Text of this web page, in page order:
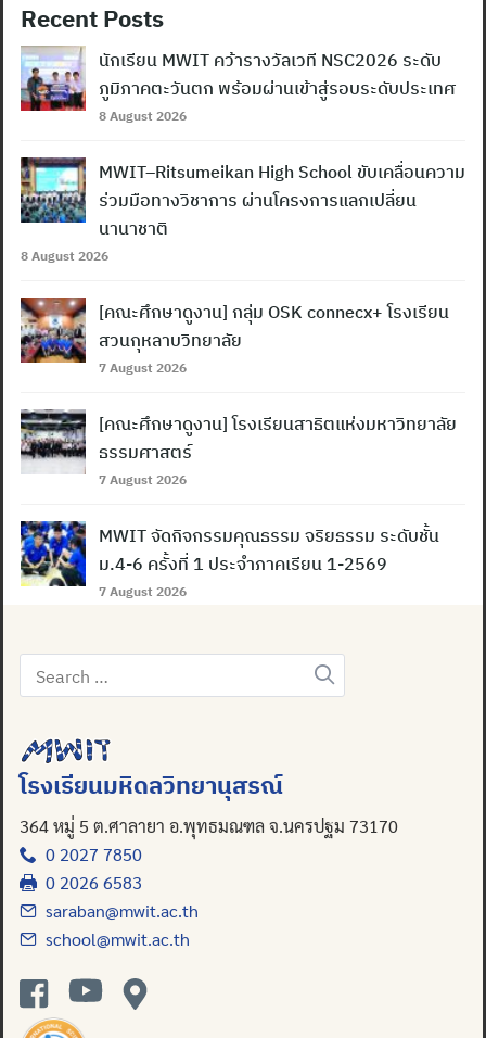
Recent Posts
นักเรียน MWIT คว้ารางวัลเวที NSC2026 ระดับ
ภูมิภาคตะวันตก พร้อมผ่านเข้าสู่รอบระดับประเทศ
8 August 2026
MWIT–Ritsumeikan High School ขับเคลื่อนความ
ร่วมมือทางวิชาการ ผ่านโครงการแลกเปลี่ยน
นานาชาติ
8 August 2026
[คณะศึกษาดูงาน] กลุ่ม OSK connecx+ โรงเรียน
สวนกุหลาบวิทยาลัย
7 August 2026
[คณะศึกษาดูงาน] โรงเรียนสาธิตแห่งมหาวิทยาลัย
ธรรมศาสตร์
7 August 2026
MWIT จัดกิจกรรมคุณธรรม จริยธรรม ระดับชั้น
ม.4-6 ครั้งที่ 1 ประจำภาคเรียน 1-2569
7 August 2026
Search
for:
โรงเรียนมหิดลวิทยานุสรณ์
364 หมู่ 5 ต.ศาลายา อ.พุทธมณฑล จ.นครปฐม 73170
0 2027 7850
0 2026 6583
saraban@mwit.ac.th
school@mwit.ac.th